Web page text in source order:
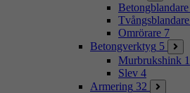
Betongblandare
Tvångsblandare
Omrörare 7
Betongverktyg 5
Murbrukshink 1
Slev 4
Armering 32